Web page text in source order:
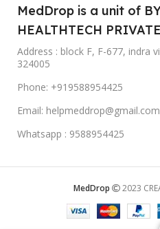
MedDrop is a unit of
HEALTHTECH
Address : block F, F-677, indra
324005
Phone: +919588954425
Email: helpmeddrop@gmail.com
Whatsapp : 9588954425
MedDrop 2023